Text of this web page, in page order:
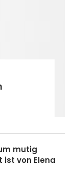
mutig
ist von Elena